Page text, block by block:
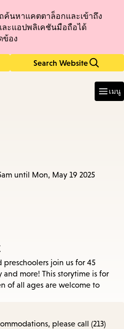
to
main
content
to
main
navigation
นหาแคตตาล็อกและเข้าถึง
ะแอปพลิเคชันมือถือได้
ข้อง
Search Website
เมนู
until Mon, May 19 2025
preschoolers join us for 45
and more! This storytime is for
of all ages are welcome to
please call (213)